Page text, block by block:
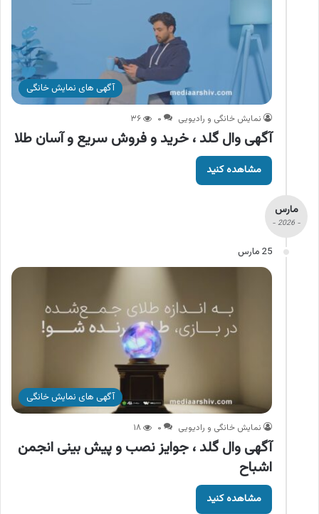
آگهی های نمایش خانگی
نمایش خانگی و رادیویی ۰ ۳۶
آگهی وال گلد ، خرید و فروش سریع و آسان طلا
مشاهده کنید
مارس
- 2026 -
25 مارس
آگهی های نمایش خانگی
نمایش خانگی و رادیویی ۰ ۱۸
آگهی وال گلد ، جوایز نصب و پیش بینی انجمن
اشباح
مشاهده کنید